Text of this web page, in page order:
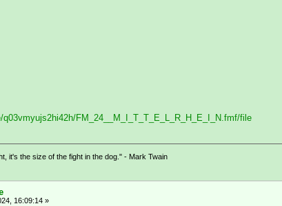
FM_24__M_I_T_T_E_L_R_H_E_I_N.fmf/file
it's the size of the fight in the dog." - Mark Twain
16:09:14 »